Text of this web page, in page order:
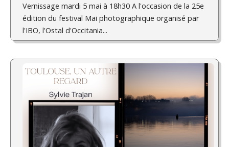
Vernissage mardi 5 mai à 18h30 A l'occasion de la 25e
édition du festival Mai photographique organisé par
l'IBO, l'Ostal d'Occitania...